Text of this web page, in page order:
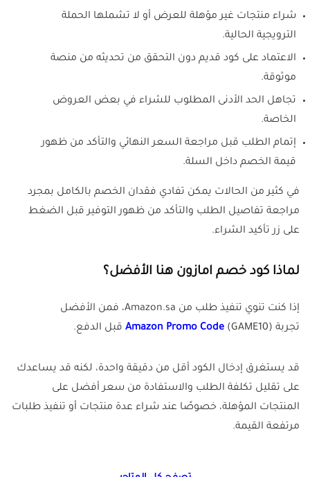
شراء منتجات غير مؤهلة للعرض أو لا تشملها الحملة
الترويجية الحالية.
الاعتماد على كود قديم دون التحقق من تحديثه من منصة
موثوقة.
تجاهل الحد الأدنى المطلوب للشراء في بعض العروض
الخاصة.
إتمام الطلب قبل مراجعة السعر النهائي والتأكد من ظهور
قيمة الخصم داخل السلة.
في كثير من الحالات يمكن تفادي فقدان الخصم بالكامل بمجرد
مراجعة تفاصيل الطلب والتأكد من ظهور التوفير قبل الضغط
على زر تأكيد الشراء.
لماذا كود خصم امازون هنا الأفضل؟
إذا كنت تنوي تنفيذ طلب من Amazon.sa، فمن الأفضل
تجربة (GAME10) قبل الدفع.
قد يستغرق إدخال الكود أقل من دقيقة واحدة، لكنه قد يساعدك
على تقليل تكلفة الطلب والاستفادة من سعر أفضل على
المنتجات المؤهلة، خصوصًا عند شراء عدة منتجات أو تنفيذ طلبات
مرتفعة القيمة.